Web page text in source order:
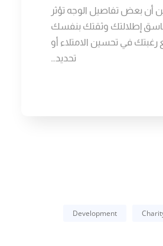
أن بعض تفاصيل الوجه تؤثر
إطلالتك وثقتك بنفسك
في تحسين الامتلاء أو
تحديد…
Development